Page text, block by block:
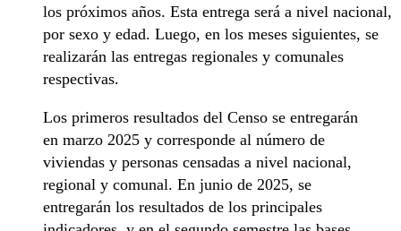
los próximos años. Esta entrega será a nivel nacional,
por sexo y edad. Luego, en los meses siguientes, se
realizarán las entregas regionales y comunales
respectivas.
Los primeros resultados del Censo se entregarán
en marzo 2025 y corresponde al número de
viviendas y personas censadas a nivel nacional,
regional y comunal. En junio de 2025, se
entregarán los resultados de los principales